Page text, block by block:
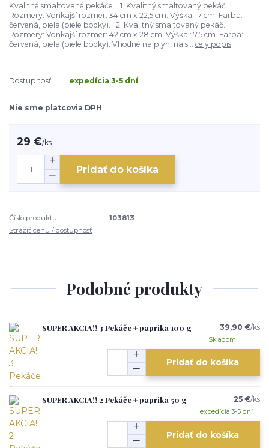
Kvalitné smaltované pekáče. 1. Kvalitný smaltovaný pekáč.
Rozmery: Vonkajší rozmer: 34 cm x 22,5 cm. Výška : 7 cm. Farba:
červená, biela (biele bodky). 2. Kvalitný smaltovaný pekáč.
Rozmery: Vonkajší rozmer: 42 cm x 28 cm. Výška : 7,5 cm. Farba:
červená, biela (biele bodky). Vhodné na plyn, na s... celý popis
Dostupnosť expedícia 3-5 dní
Nie sme platcovia DPH
29 €/ks
Pridať do košíka
Číslo produktu:
103813
Strážiť cenu / dostupnosť
Podobné produkty
SUPER AKCIA!! 3 Pekáče + paprika 100 g 39,90 €/ks
Skladom
Pridať do košíka
SUPER AKCIA!! 2 Pekáče + paprika 50 g 25 €/ks
expedícia 3-5 dní
Pridať do košíka